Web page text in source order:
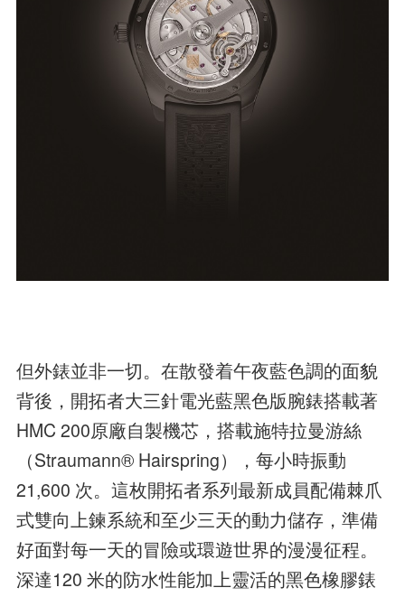
但外錶並非一切。在散發着午夜藍色調的面貌
背後，開拓者大三針電光藍黑色版腕錶搭載著
HMC 200原廠自製機芯，搭載施特拉曼游絲
（Straumann® Hairspring），每小時振動
21,600 次。這枚開拓者系列最新成員配備棘爪
式雙向上鍊系統和至少三天的動力儲存，準備
好面對每一天的冒險或環遊世界的漫漫征程。
深達120 米的防水性能加上靈活的黑色橡膠錶